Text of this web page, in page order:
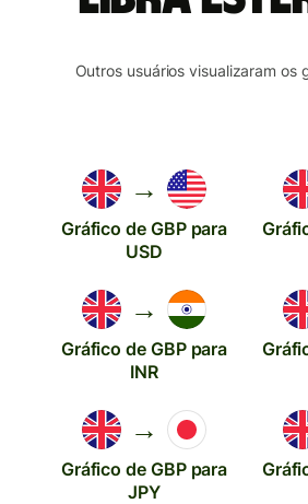
Outros usuários visualizaram os
→
Gráfico de GBP para
USD
→
Gráfico de GBP para
INR
→
Gráfico de GBP para
JPY